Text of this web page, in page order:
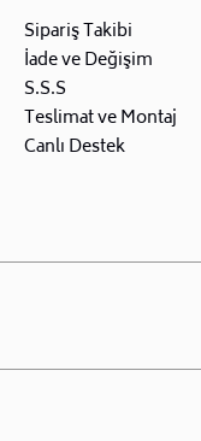
Sipariş Takibi
İade ve Değişim
S.S.S
Teslimat ve Montaj
Canlı Destek